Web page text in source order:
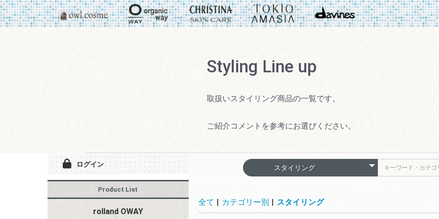
Styling Line up
取扱いスタイリング商品の一覧です。
ご紹介コメントを参考にお選びください。
ログイン
Product List
rolland OWAY
全て | カテゴリー別 | スタイリング